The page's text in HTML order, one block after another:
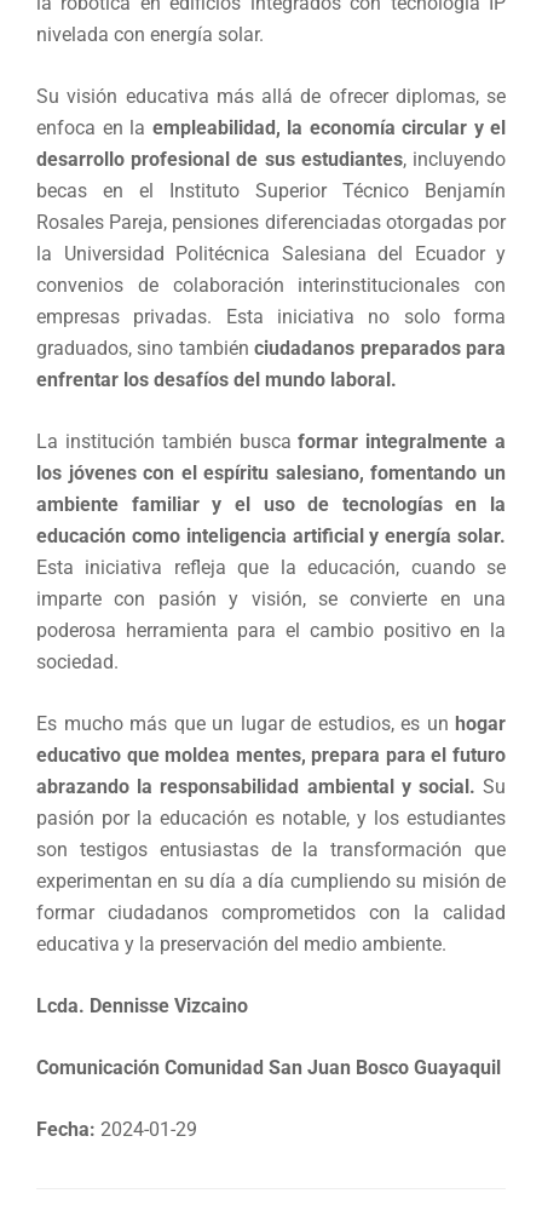
nivelada con energía solar.
Su visión educativa más allá de ofrecer diplomas, se
enfoca en la empleabilidad, la economía circular y el
desarrollo profesional de sus estudiantes, incluyendo
becas en el Instituto Superior Técnico Benjamín
Rosales Pareja, pensiones diferenciadas otorgadas por
la Universidad Politécnica Salesiana del Ecuador y
convenios de colaboración interinstitucionales con
empresas privadas. Esta iniciativa no solo forma
graduados, sino tambiénciudadanos preparados para
enfrentar los desafíos del mundo laboral.
La institución también buscaformar integralmente a
los jóvenes con el espíritu salesiano, fomentando un
ambiente familiar y el uso de tecnologías en la
educación como inteligencia artificial y energía solar.
Esta iniciativa refleja que la educación, cuando se
imparte con pasión y visión, se convierte en una
poderosa herramienta para el cambio positivo en la
sociedad.
Es mucho más que un lugar de estudios, es un hogar
educativo que moldea mentes, prepara para el futuro
abrazando la responsabilidad ambiental y social. Su
pasión por la educación es notable, y los estudiantes
son testigos entusiastas de la transformación que
experimentan en su día a día cumpliendo su misión de
formar ciudadanos comprometidos con la calidad
educativa y la preservación del medio ambiente.
Lcda. Dennisse Vizcaino
Comunicación Comunidad San Juan Bosco Guayaquil
Fecha: 2024-01-29